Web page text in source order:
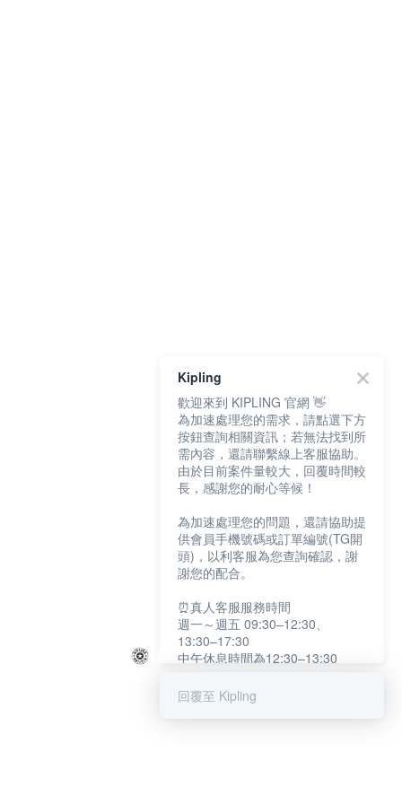
Kipling
歡迎來到 KIPLING 官網 👋
為加速處理您的需求，請點選下方
按鈕查詢相關資訊；若無法找到所
需內容，還請聯繫線上客服協助。
由於目前案件量較大，回覆時間較
長，感謝您的耐心等候！
為加速處理您的問題，還請協助提
供會員手機號碼或訂單編號(TG開
頭)，以利客服為您查詢確認，謝
謝您的配合。
⏰真人客服服務時間
週一～週五 09:30–12:30、
13:30–17:30
中午休息時間為12:30–13:30
提醒您：系統會自動已讀訊息，如
回覆至 Kipling